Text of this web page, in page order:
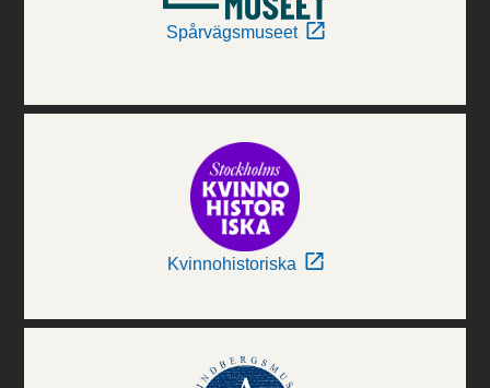
Spårvägsmuseet
Kvinnohistoriska